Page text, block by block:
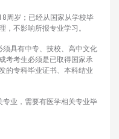
周岁；已经从国家从学校毕
，不影响所报专业学习。
具有中专、技校、高中文化
考考生必须是已取得国家承
的专科毕业证书、本科结业
业，需要有医学相关专业毕